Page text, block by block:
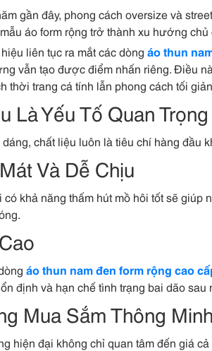
gần đây, phong cách oversize và
áo form rộng trở thành xu hướng chủ
liên tục ra mắt các dòng áo thun
vẫn tạo được điểm nhấn riêng. Điều
thời trang cá tính lẫn phong cách tối
Là Yếu Tố Quan Trọng
chất liệu luôn là tiêu chí hàng đầu
Và Dễ Chịu
khả năng thấm hút mồ hôi tốt sẽ
áo thun nam đen form rộng cao
định và hạn chế tình trạng bai dão sau
Mua Sắm Thông Minh
hiện đại không chỉ quan tâm đến giá